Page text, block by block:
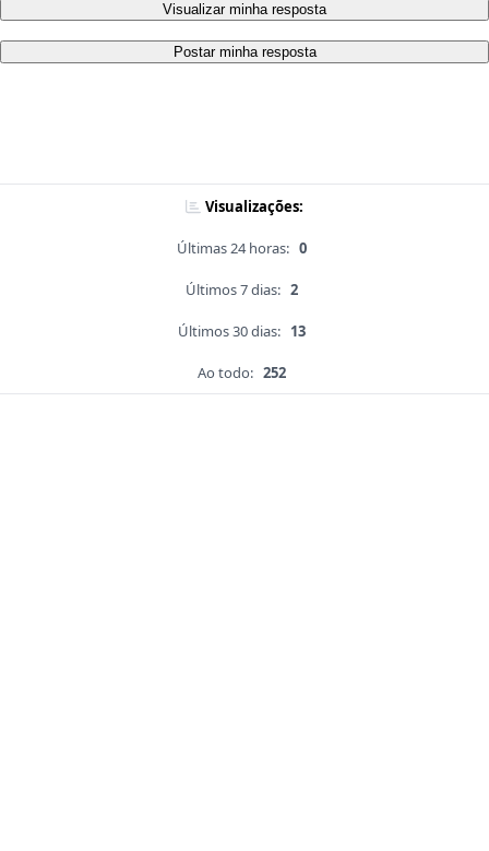
Visualizar minha resposta
Postar minha resposta
Visualizações:
Últimas 24 horas: 0
Últimos 7 dias: 2
Últimos 30 dias: 13
Ao todo: 252